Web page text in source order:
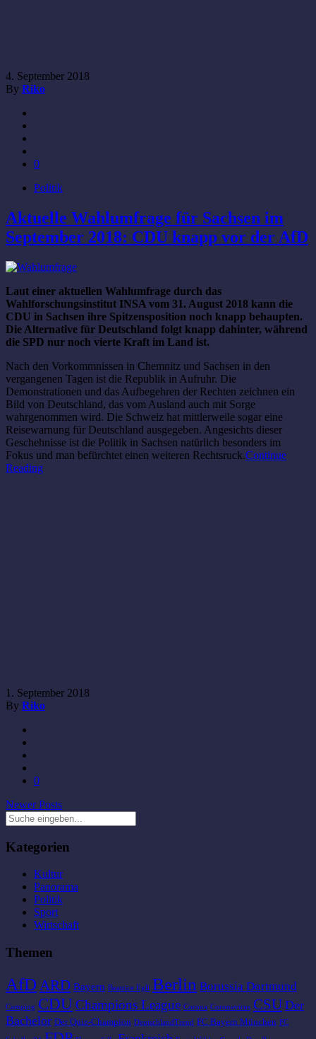
4. September 2018
By Riko
0
Politik
Aktuelle Wahlumfrage für Sachsen im
September 2018: CDU knapp vor der AfD
Laut einer aktuellen Wahlumfrage durch das
Wahlforschungsinstitut INSA vom 31. August 2018 kann die
CDU in Sachsen ihre Spitzensposition noch knapp behaupten.
Die Alternative für Deutschland folgt knapp dahinter, während
die SPD nur noch vierte Kraft im Land ist.
Nach den Vorkommnissen in Chemnitz und Sachsen in den
vergangenen Tagen ist die Republik in Aufruhr. Die
Demonstrationen und das Aufbegehren der Rechten zeichnen ein
Bild von Deutschland, das vom Ausland auch mit Sorge
wahrgenommen wird. Die Schweiz hat mittlerweile sogar eine
Reisewarnung für Deutschland ausgegeben. Angesichts dieser
Geschehnisse ist die Politik in Sachsen natürlich besonders im
Fokus und man befürchtet einen weiteren Rechtsruck.Continue
Reading
1. September 2018
By Riko
0
Newer Posts
Kategorien
Kultur
Panorama
Politik
Sport
Wirtschaft
Themen
AfD ARD Bayern Beatrice Egli Berlin Borussia Dortmund
Camping CDU Champions League Corona Coronavirus CSU Der
Bachelor Der Quiz-Champion DeutschlandTrend FC Bayern München FC